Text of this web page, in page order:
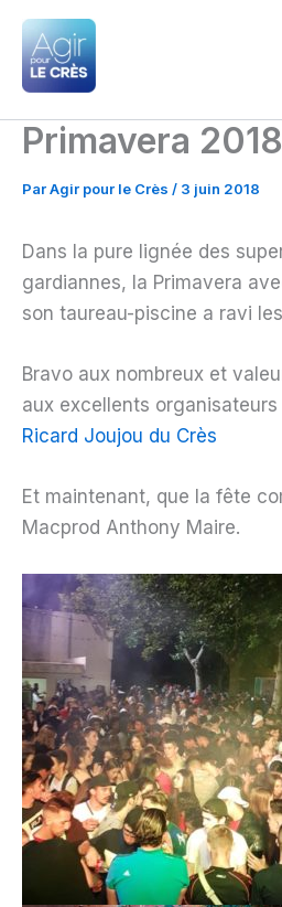
Aller
contenu
Primavera 2018
ParAgir pour le Crès / 3 juin 2018
Dans la pure lignée des
gardiannes, la Primavera
son taureau-piscine a ravi
Bravo aux nombreux et
aux excellents organisateurs
Ricard Joujou du Crès
Et maintenant, que la fête
Macprod Anthony Maire.